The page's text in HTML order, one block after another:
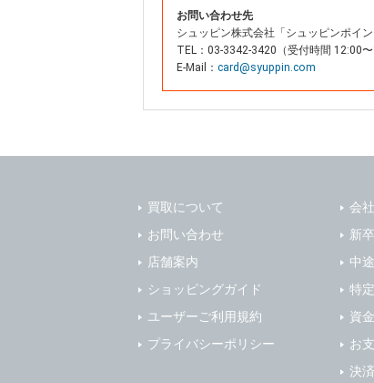
お問い合わせ先
シュッピン株式会社「シュッピンポイ
TEL：03-3342-3420（受付時間 12:00
E-Mail： card@syuppin.com
買取について
お問い合わせ
店舗案内
ショッピングガイド
ユーザーご利用規約
プライバシーポリシー
会
新
中
特
資
お
決